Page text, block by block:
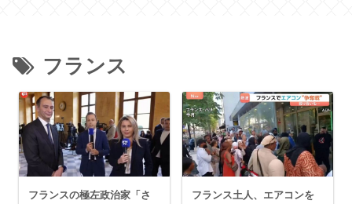
フランス
フランスの極左政治家「さ
フランス土人、エアコンを